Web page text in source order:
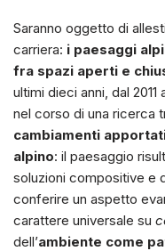
Saranno oggetto di
carriera: i paesaggi
fra spazi aperti e
ultimi dieci anni, dal
nel corso di una ricerca
cambiamenti
alpino: il paesaggio
soluzioni compositive e
conferire un aspetto
carattere universale su
dell’ambiente come